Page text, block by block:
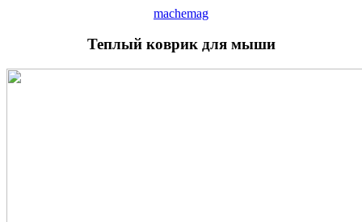
machemag
Теплый коврик для мыши